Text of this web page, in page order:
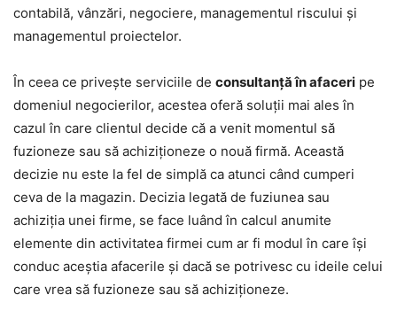
contabilă, vânzări, negociere, managementul riscului și
managementul proiectelor.
În ceea ce privește serviciile de consultanță în afaceri pe
domeniul negocierilor, acestea oferă soluții mai ales în
cazul în care clientul decide că a venit momentul să
fuzioneze sau să achiziționeze o nouă firmă. Această
decizie nu este la fel de simplă ca atunci când cumperi
ceva de la magazin. Decizia legată de fuziunea sau
achiziția unei firme, se face luând în calcul anumite
elemente din activitatea firmei cum ar fi modul în care își
conduc aceștia afacerile și dacă se potrivesc cu ideile celui
care vrea să fuzioneze sau să achiziționeze.